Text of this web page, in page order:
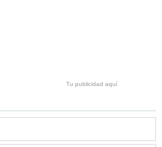
Tu publicidad aquí